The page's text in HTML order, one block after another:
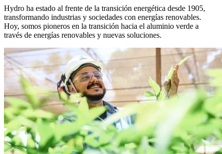
Hydro ha estado al frente de la transición energética desde 1905,
transformando industrias y sociedades con energías renovables.
Hoy, somos pioneros en la transición hacia el aluminio verde a
través de energías renovables y nuevas soluciones.